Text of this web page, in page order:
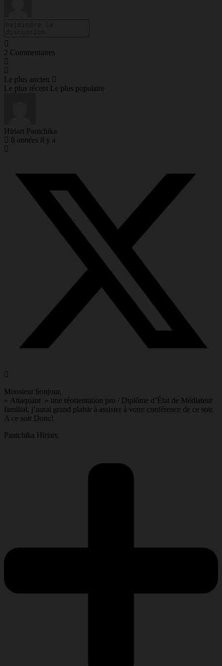
2 Commentaires
Le plus ancien
Le plus récent Le plus populaire
Hiriart Pantchika
8 années il y a
Monsieur bonjour,
« Attaquant » une réorientation pro / Diplôme d’État de Médiateur
familial, j’aurai grand plaisir à assister à votre conférence de ce soir.
A ce soir Donc!
Pantchika Hiriart.